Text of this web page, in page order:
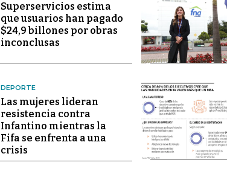
Superservicios estima
que usuarios han pagado
$24,9 billones por obras
inconclusas
DEPORTE
Las mujeres lideran
resistencia contra
Infantino mientras la
Fifa se enfrenta a una
crisis